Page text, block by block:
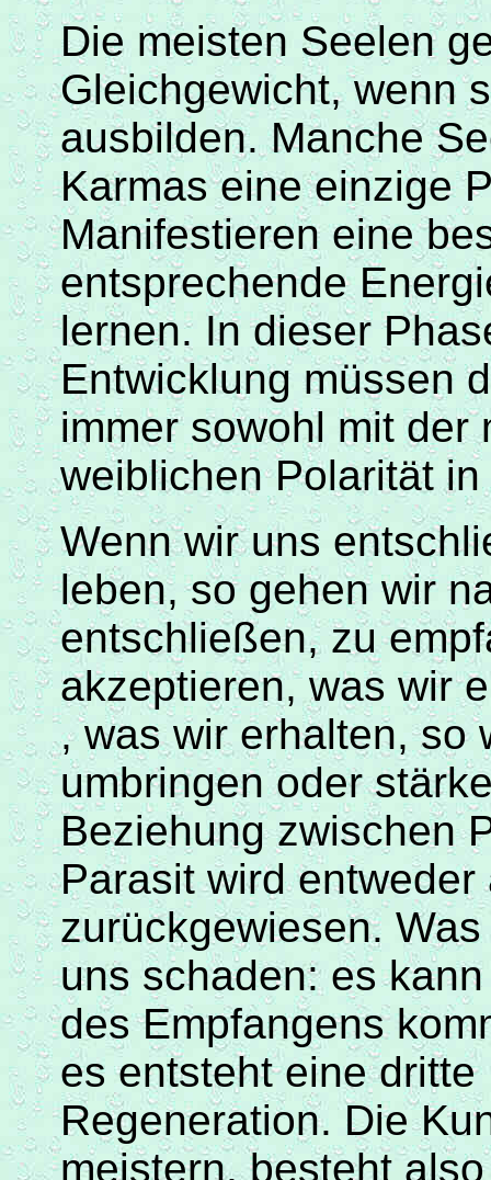
Die meisten Seelen
Gleichgewicht, wenn
ausbilden. Manche
Karmas eine einzige
Manifestieren eine
entsprechende
lernen. In dieser
Entwicklung müssen
immer sowohl mit der
weiblichen Polarität
Wenn wir uns
leben, so gehen wir
entschließen, zu
akzeptieren, was wir
,was wir erhalten, so
umbringen oder
Beziehung zwischen
Parasit wird
zurückgewiesen.
uns schaden: es
des Empfangens
es entsteht eine
Regeneration. Die
meistern, besteht